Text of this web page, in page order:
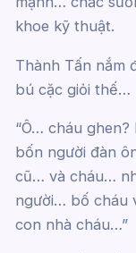
khoe kỹ thuật.
Thành Tấn nắm
bú cặc giỏi thế…
“Ô… cháu
bốn người đàn
cũ… và cháu…
người… bố cháu
con nhà cháu…”